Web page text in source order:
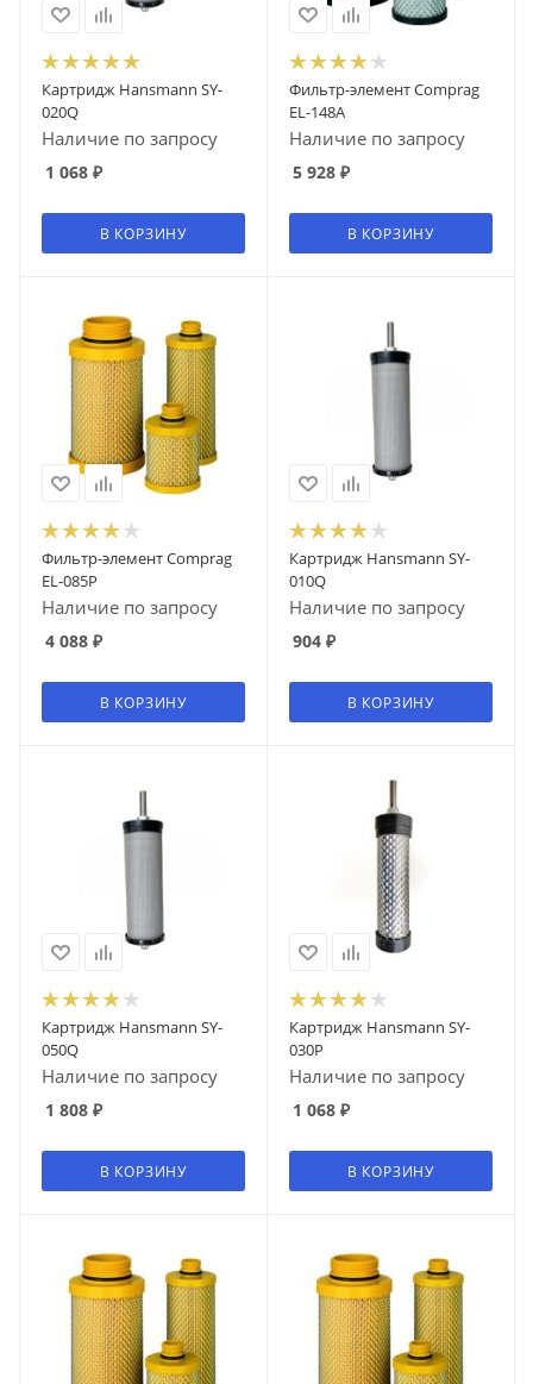
Картридж Hansmann SY-
020Q
Наличие по запросу
1 068 ₽
В КОРЗИНУ
Фильтр-элемент Comprag
EL-148A
Наличие по запросу
5 928 ₽
В КОРЗИНУ
Фильтр-элемент Comprag
EL-085P
Наличие по запросу
4 088 ₽
В КОРЗИНУ
Картридж Hansmann SY-
010Q
Наличие по запросу
904 ₽
В КОРЗИНУ
Картридж Hansmann SY-
050Q
Наличие по запросу
1 808 ₽
В КОРЗИНУ
Картридж Hansmann SY-
030P
Наличие по запросу
1 068 ₽
В КОРЗИНУ